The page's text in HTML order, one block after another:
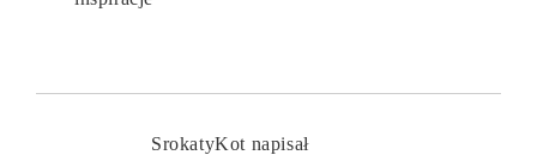
SrokatyKot napisał